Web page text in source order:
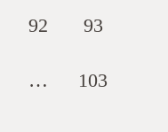
92 93
… 103